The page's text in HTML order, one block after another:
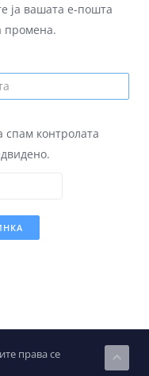
ја вашата е-пошта
промена.
спам контролата
права се